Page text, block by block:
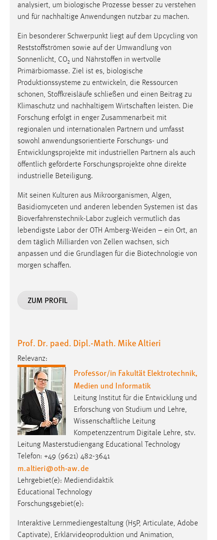
analysiert, um biologische Prozesse besser zu verstehen
und für nachhaltige Anwendungen nutzbar zu machen.
Ein besonderer Schwerpunkt liegt auf dem Upcycling von
Reststoffströmen sowie auf der Umwandlung von
Sonnenlicht, CO₂ und Nährstoffen in wertvolle
Primärbiomasse. Ziel ist es, biologische
Produktionssysteme zu entwickeln, die Ressourcen
schonen, Stoffkreisläufe schließen und einen Beitrag zu
Klimaschutz und nachhaltigem Wirtschaften leisten. Die
Forschung erfolgt in enger Zusammenarbeit mit
regionalen und internationalen Partnern und umfasst
sowohl anwendungsorientierte Forschungs- und
Entwicklungsprojekte mit industriellen Partnern als auch
öffentlich geförderte Forschungsprojekte ohne direkte
industrielle Beteiligung.
Mit seinen Kulturen aus Mikroorganismen, Algen,
Basidiomyceten und anderen lebenden Systemen ist das
Bioverfahrenstechnik-Labor zugleich vermutlich das
lebendigste Labor der OTH Amberg-Weiden – ein Ort, an
dem täglich Milliarden von Zellen wachsen, sich
anpassen und die Grundlagen für die Biotechnologie von
morgen schaffen.
ZUM PROFIL
Prof. Dr. paed. Dipl.-Math. Mike Altieri
Relevanz:
Professor/in Fakultät Elektrotechnik,
Medien und Informatik
Leitung Institut für die Entwicklung und
Erforschung von Studium und Lehre,
Wissenschaftliche Leitung
Kompetenzzentrum Digitale Lehre, stv.
Leitung Masterstudiengang Educational Technology
Telefon: +49 (9621) 482-3641
m.altieri@oth-aw.de
Lehrgebiet(e): Mediendidaktik
Educational Technology
Forschungsgebiet(e):
Interaktive Lernmediengestaltung (H5P, Articulate, Adobe
Captivate), Erklärvideoproduktion und Animation,